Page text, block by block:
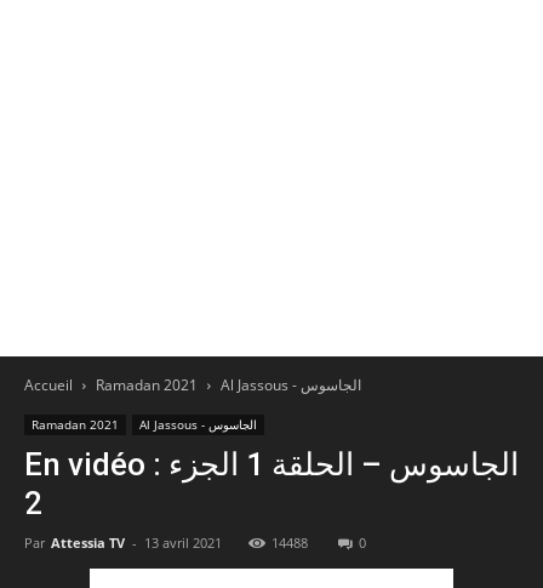
Accueil Ramadan 2021 Al Jassous - الجاسوس
Ramadan 2021 Al Jassous - الجاسوس
En vidéo : الجاسوس – الحلقة 1 الجزء
2
Par Attessia TV - 13 avril 2021 14488 0